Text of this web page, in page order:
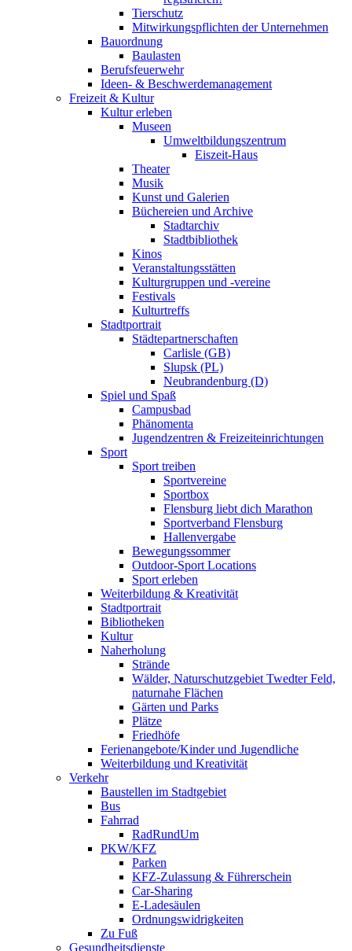
Tierschutz
Mitwirkungspflichten der Unternehmen
Bauordnung
Baulasten
Berufsfeuerwehr
Ideen- & Beschwerdemanagement
Freizeit & Kultur
Kultur erleben
Museen
Umweltbildungszentrum
Eiszeit-Haus
Theater
Musik
Kunst und Galerien
Büchereien und Archive
Stadtarchiv
Stadtbibliothek
Kinos
Veranstaltungsstätten
Kulturgruppen und -vereine
Festivals
Kulturtreffs
Stadtportrait
Städtepartnerschaften
Carlisle (GB)
Slupsk (PL)
Neubrandenburg (D)
Spiel und Spaß
Campusbad
Phänomenta
Jugendzentren & Freizeiteinrichtungen
Sport
Sport treiben
Sportvereine
Sportbox
Flensburg liebt dich Marathon
Sportverband Flensburg
Hallenvergabe
Bewegungssommer
Outdoor-Sport Locations
Sport erleben
Weiterbildung & Kreativität
Stadtportrait
Bibliotheken
Kultur
Naherholung
Strände
Wälder, Naturschutzgebiet Twedter Feld,
naturnahe Flächen
Gärten und Parks
Plätze
Friedhöfe
Ferienangebote/Kinder und Jugendliche
Weiterbildung und Kreativität
Verkehr
Baustellen im Stadtgebiet
Bus
Fahrrad
RadRundUm
PKW/KFZ
Parken
KFZ-Zulassung & Führerschein
Car-Sharing
E-Ladesäulen
Ordnungswidrigkeiten
Zu Fuß
Gesundheitsdienste